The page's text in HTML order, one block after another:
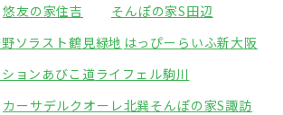
悠友の家住吉
そんぽの家S田辺
ソラスト鶴見緑地 はっぴーらいふ新大阪
ョンあびこ道ライフェル駒川
カーサデルクオーレ北巽そんぽの家S諏訪